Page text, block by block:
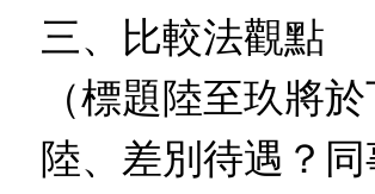
三、比較法觀點
（標題陸至玖將
陸、差別待遇？